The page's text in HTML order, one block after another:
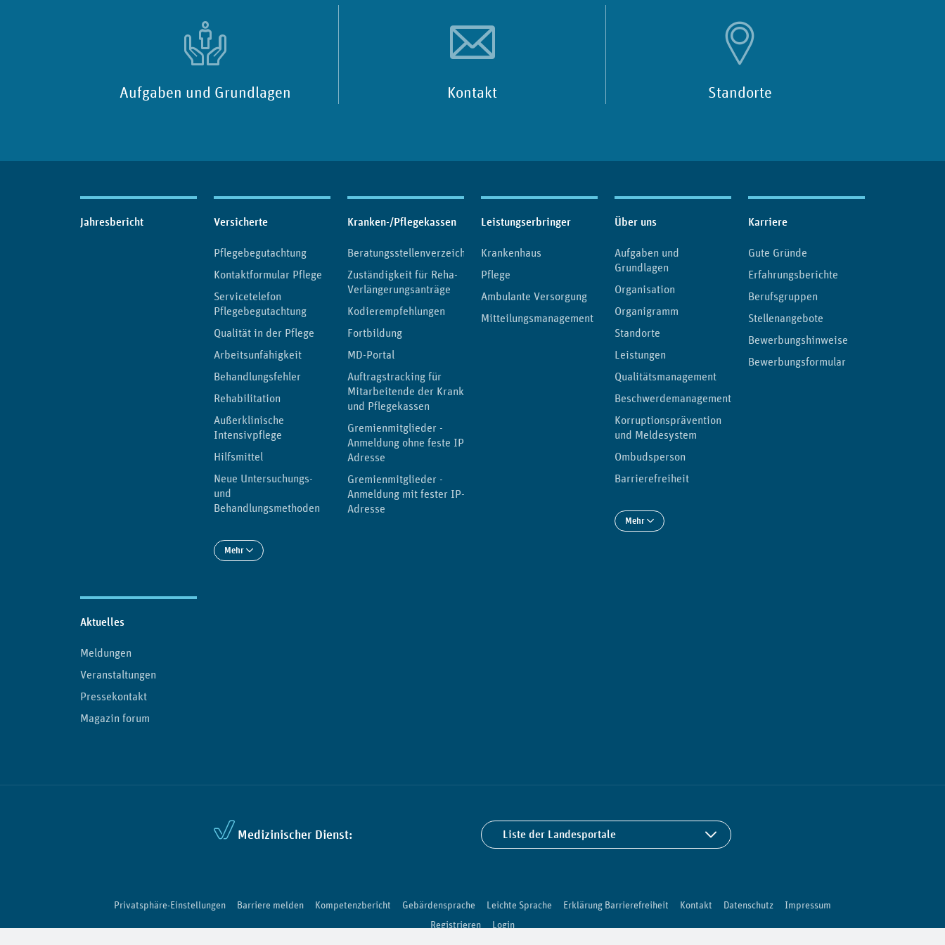
Aufgaben und Grundlagen Kontakt Standorte
Inhaltsübersicht
Jahresbericht Versicherte
Pflegebegutachtung
Kontaktformular Pflege
Servicetelefon
Pflegebegutachtung
Qualität in der Pflege
Arbeitsunfähigkeit
Behandlungsfehler
Rehabilitation
Außerklinische
Intensivpflege
Hilfsmittel
Neue Untersuchungs-
und
Behandlungsmethoden
Mehr
Kranken-/Pflegekassen
Beratungsstellenverzeichnis
Zuständigkeit für Reha-
Verlängerungsanträge
Kodierempfehlungen
Fortbildung
MD-Portal
Auftragstracking für
Mitarbeitende der Kranken-
und Pflegekassen
Gremienmitglieder -
Anmeldung ohne feste IP-
Adresse
Gremienmitglieder -
Anmeldung mit fester IP-
Adresse
Leistungserbringer
Krankenhaus
Pflege
Ambulante Versorgung
Mitteilungsmanagement
Über uns
Aufgaben und
Grundlagen
Organisation
Organigramm
Standorte
Leistungen
Qualitätsmanagement
Beschwerdemanagement
Korruptionsprävention
und Meldesystem
Ombudsperson
Barrierefreiheit
Mehr
Karriere
Gute Gründe
Erfahrungsberichte
Berufsgruppen
Stellenangebote
Bewerbungshinweise
Bewerbungsformular
Aktuelles
Meldungen
Veranstaltungen
Pressekontakt
Magazin forum
Medizinischer Dienst: Liste der Landesportale
Privatsphäre-Einstellungen Barriere melden Kompetenzbericht Gebärdensprache Leichte Sprache Erklärung Barrierefreiheit Kontakt Datenschutz
Impressum
Registrieren
Login